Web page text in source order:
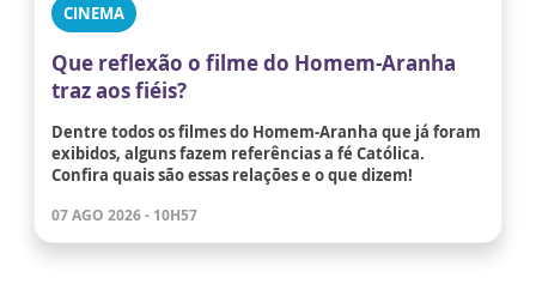
CINEMA
Que reflexão o filme do Homem-Aranha
traz aos fiéis?
Dentre todos os filmes do Homem-Aranha que já foram
exibidos, alguns fazem referências a fé Católica.
Confira quais são essas relações e o que dizem!
07 AGO 2026 - 10H57